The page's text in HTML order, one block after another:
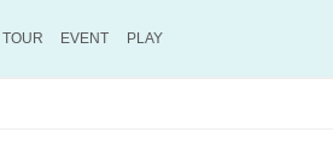
TOUR EVENT PLAY